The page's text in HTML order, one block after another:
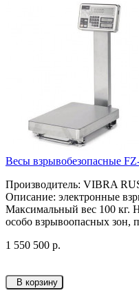
Весы взрывобезопасные
Производитель: VIBRA
Описание: электронные
Максимальный вес 100 кг.
особо взрывоопасных зон,
1 550 500 р.
В корзину